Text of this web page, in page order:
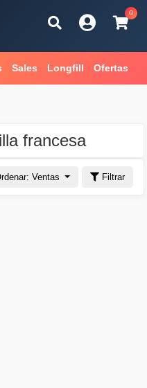
0
Sales Longfill Ofertas
francesa
Ventas Filtrar